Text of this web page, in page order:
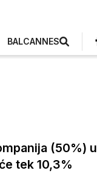
BALCANNES
(50%) u
tek 10,3%